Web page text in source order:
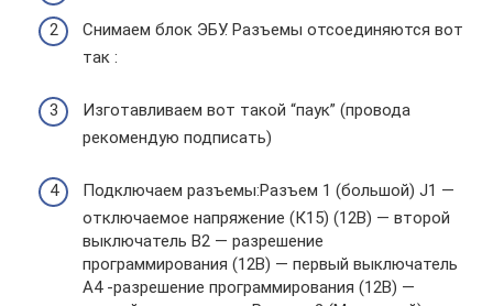
Снимаем блок ЭБУ. Разъемы отсоединяются вот
так :
Изготавливаем вот такой “паук” (провода
рекомендую подписать)
Подключаем разъемы:Разъем 1 (большой) J1 —
отключаемое напряжение (К15) (12В) — второй
выключатель B2 — разрешение
программирования (12В) — первый выключатель
A4 -разрешение программирования (12В) —